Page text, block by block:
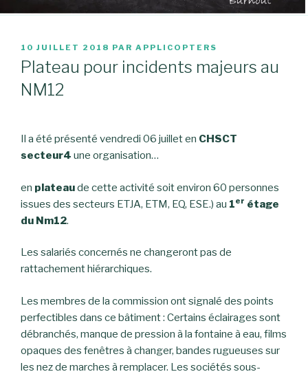
PUBLIÉ
LE
10 JUILLET 2018 PAR APPLICOPTERS
Plateau pour incidents majeurs au
NM12
Il a été présenté vendredi 06 juillet en CHSCT
secteur4 une organisation…
en plateaude cette activité soit environ 60 personnes
issues des secteurs ETJA, ETM, EQ, ESE.) au 1er étage
du Nm12.
Les salariés concernés ne changeront pas de
rattachement hiérarchiques.
Les membres de la commission ont signalé des points
perfectibles dans ce bâtiment : Certains éclairages sont
débranchés, manque de pression à la fontaine à eau, films
opaques des fenêtres à changer, bandes rugueuses sur
les nez de marches à remplacer. Les sociétés sous-